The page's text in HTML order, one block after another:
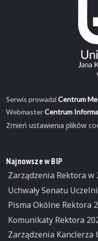
Serwis prowadziCentrum
WebmasterCentrum
Zmień ustawienia plików
Najnowsze w BIP
Zarządzenia Rektora w
Uchwały Senatu
Pisma Okólne Rektora
Komunikaty Rektora
Zarządzenia Kanclerza